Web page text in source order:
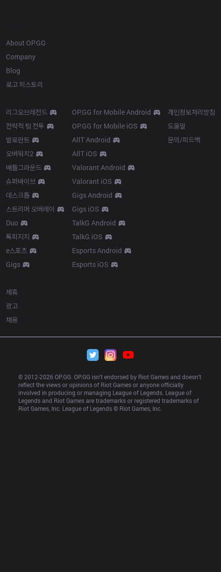
About OP.GG
Company
Blog
로고 히스토리
리그오브레전드
전략적 팀 전투
발로란트
오버워치2
배틀그라운드
슈퍼바이브
데스크톱
스트리머 오버레이
Duo
톡피지지
e스포츠
Gigs
OP.GG for Mobile Android
OP.GG for Mobile iOS
AllT Android
AllT iOS
Valorant Android
Valorant iOS
Gigs Android
Gigs iOS
TalkG Android
TalkG iOS
Esports Android
Esports iOS
개인정보처리방침
도움말
문의/피드백
제휴
광고
채용
© 2012-2026 OP.GG. OP.GG isn’t endorsed by Riot Games and doesn’t
reflect the views or opinions of Riot Games or anyone officially
involved in producing or managing League of Legends. League of
Legends and Riot Games are trademarks or registered trademarks of
Riot Games, Inc. League of Legends © Riot Games, Inc.